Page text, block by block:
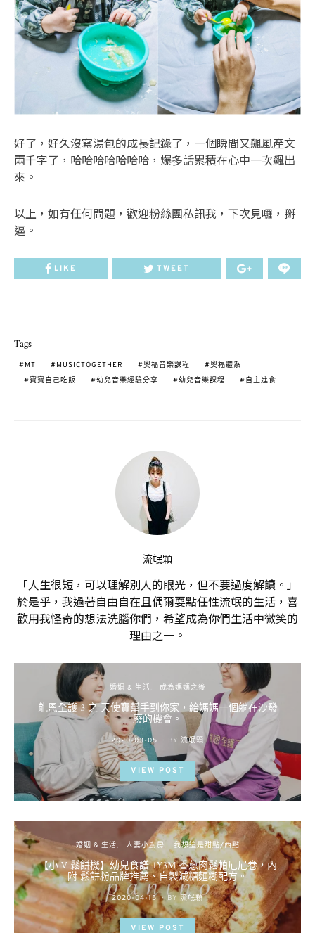
好了，好久沒寫湯包的成長記錄了，一個瞬間又飆風產文
兩千字了，哈哈哈哈哈哈哈，爆多話累積在心中一次飆出
來。
以上，如有任何問題，歡迎粉絲團私訊我，下次見囉，掰
逼。
LIKE TWEET
Tags
MT MUSICTOGETHER 奧福音樂課程
奧福體系
寶寶自己吃飯
幼兒音樂經驗分享 幼兒音樂課程 自主進食
流氓顆
「人生很短，可以理解別人的眼光，但不要過度解讀。」
於是乎，我過著自由自在且偶爾耍點任性流氓的生活，喜
歡用我怪奇的想法洗腦你們，希望成為你們生活中微笑的
理由之一。
婚姻 & 生活 成為媽媽之後
能恩全護 3 之 天使寶幫手到你家，給媽媽一個躺在沙發
廢的機會。
POSTED
ON
2020-03-05 BY 流氓顆
VIEW POST
婚姻 & 生活 人妻小廚房 我想這是甜點/西點
【小 V 鬆餅機】幼兒食譜 1Y3M 香蔥肉鬆帕尼尼卷，內
附 鬆餅粉品牌推薦、自製減糖麵糊配方。
POSTED
ON
2020-04-15 BY 流氓顆
VIEW POST